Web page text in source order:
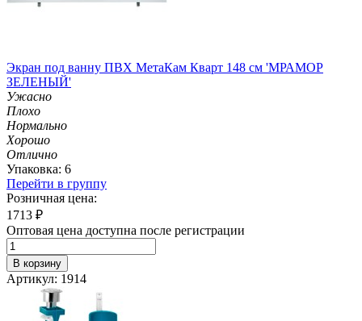
Экран под ванну ПВХ МетаКам Кварт 148 см 'МРАМОР
ЗЕЛЕНЫЙ'
Ужасно
Плохо
Нормально
Хорошо
Отлично
Упаковка: 6
Перейти в группу
Розничная цена:
1713 ₽
Оптовая цена доступна после регистрации
В корзину
Артикул: 1914